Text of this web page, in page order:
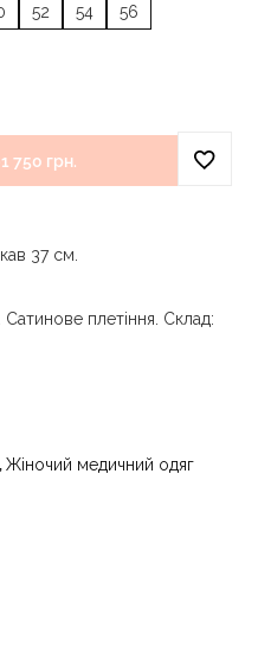
52 54 56
1 750 грн.
37 см.
плетіння. Склад:
до 150 °C - не
та вуглеводів
,Жіночий медичний одяг